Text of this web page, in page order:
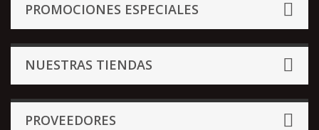
PROMOCIONES ESPECIALES
NUESTRAS TIENDAS
PROVEEDORES